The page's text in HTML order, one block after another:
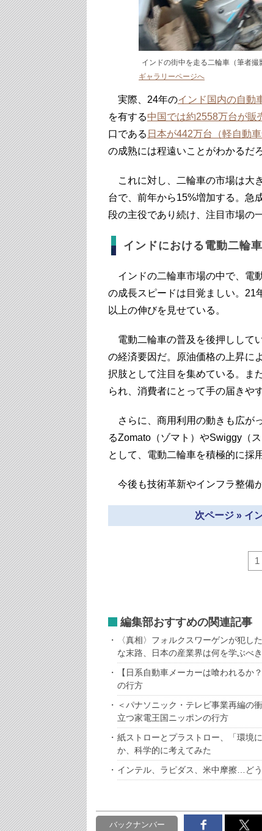
インドの街中を走る二輪車（筆者撮
ギャラリーページへ
実際、24年のインド国内の自動
を有する中国では約2558万台が販
口である 日本が442万台（軽自動車
の成熟には程遠いことがわかるだろ
これに対し、二輪車の市場は大き
台で、前年から15%増加する。急
段の主役であり続け、注目市場の
インドにおける電動二輪
インドの二輪車市場の中で、電
の成長スピードは目覚ましい。21
以上の伸びを見せている。
電動二輪車の普及を後押しして
の経済要因だ。原油価格の上昇に
択肢として注目を集めている。ま
られ、消費者にとって手の届きや
さらに、商用利用の動きも広が
るZomato（ゾマト）やSwiggy（
として、電動二輪車を積極的に採
今後も技術革新やインフラ整備
次ページ » イ
1
編集部おすすめの関連記事
〈真相〉フォルクスワーゲンが犯し
な末路、日本の産業界は何を学ぶべ
【日系自動車メーカーは喰われるか
の行方
＜パナソニック・テレビ事業再編の
立つ家電王国ニッポンの行方
紙ストローとプラストロー、「環境
か、科学的に考えてみた
インテル、ラピダス、米中摩擦…ど
バックナンバー